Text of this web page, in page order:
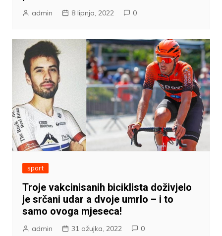
admin 8 lipnja, 2022 0
sport
Troje vakcinisanih biciklista doživjelo
je srčani udar a dvoje umrlo – i to
samo ovoga mjeseca!
admin 31 ožujka, 2022 0